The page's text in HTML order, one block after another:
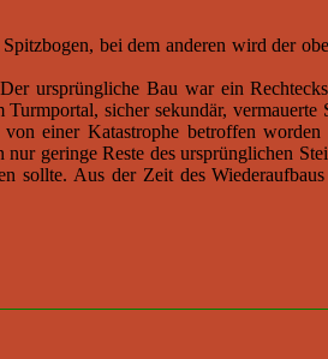
bei dem anderen wird der
ursprüngliche Bau war ein
sicher sekundär,
einer Katastrophe betroffen
geringe Reste des ursprünglichen
sollte. Aus der Zeit des